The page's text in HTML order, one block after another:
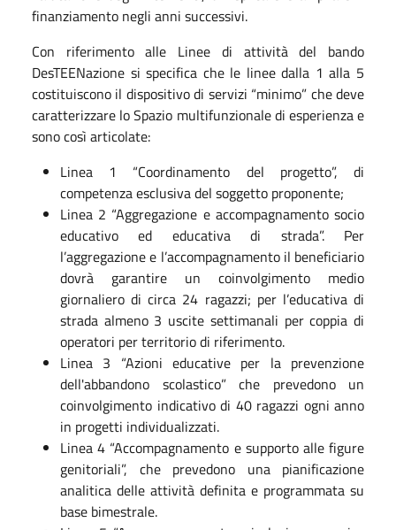
finanziamento negli anni successivi.
Con riferimento alle Linee di attività del bando
DesTEENazione si specifica che le linee dalla 1 alla 5
costituiscono il dispositivo di servizi “minimo” che deve
caratterizzare lo Spazio multifunzionale di esperienza e
sono così articolate:
Linea 1 “Coordinamento del progetto”, di
competenza esclusiva del soggetto proponente;
Linea 2 “Aggregazione e accompagnamento socio
educativo ed educativa di strada”. Per
l’aggregazione e l’accompagnamento il beneficiario
dovrà garantire un coinvolgimento medio
giornaliero di circa 24 ragazzi; per l’educativa di
strada almeno 3 uscite settimanali per coppia di
operatori per territorio di riferimento.
Linea 3 “Azioni educative per la prevenzione
dell'abbandono scolastico” che prevedono un
coinvolgimento indicativo di 40 ragazzi ogni anno
in progetti individualizzati.
Linea 4 “Accompagnamento e supporto alle figure
genitoriali”, che prevedono una pianificazione
analitica delle attività definita e programmata su
base bimestrale.